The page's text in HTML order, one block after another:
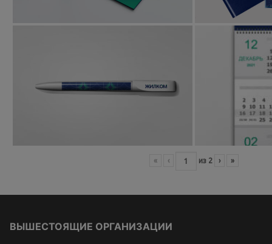
« ‹ из 2 › »
ВЫШЕСТОЯЩИЕ ОРГАНИЗАЦИИ